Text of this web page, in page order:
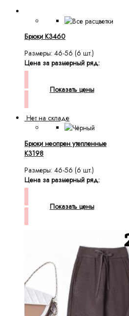
Брюки K3460
Размеры: 46-56 (6 шт.)
Цена за размерный ряд:
Показать цены
Нет на складе
Брюки неопрен утепленные
K3198
Размеры: 46-56 (6 шт.)
Цена за размерный ряд:
Показать цены